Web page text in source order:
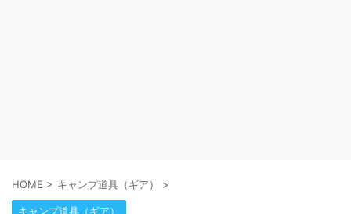
HOME > キャンプ道具（ギア） >
キャンプ道具（ギア）